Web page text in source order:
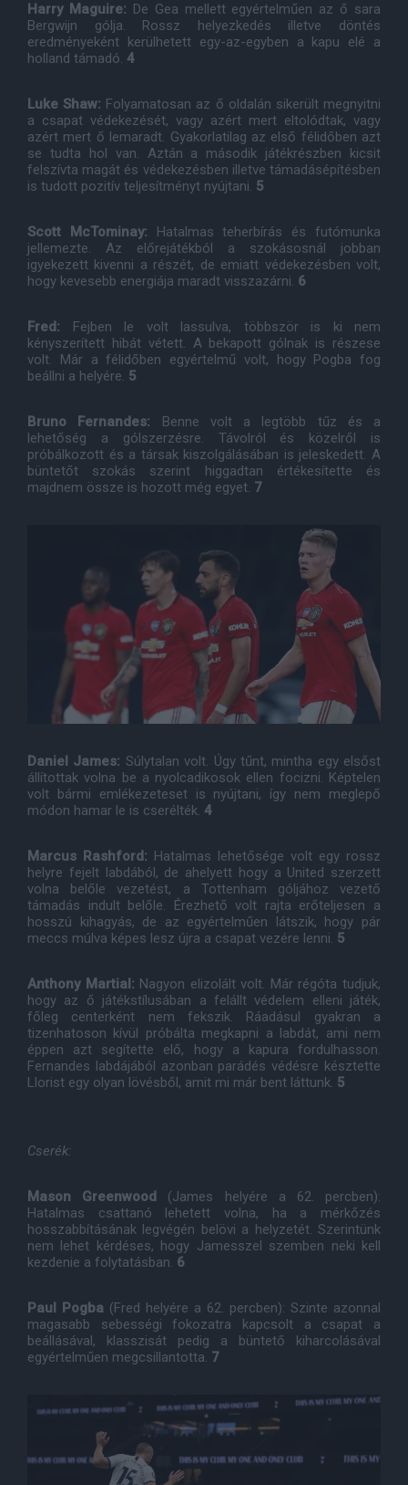
Harry Maguire: De Gea mellett egyértelműen az ő sara
Bergwijn gólja. Rossz helyezkedés illetve döntés
eredményeként kerülhetett egy-az-egyben a kapu elé a
holland támadó. 4
Luke Shaw: Folyamatosan az ő oldalán sikerült megnyitni
a csapat védekezését, vagy azért mert eltolódtak, vagy
azért mert ő lemaradt. Gyakorlatilag az első félidőben azt
se tudta hol van. Aztán a második játékrészben kicsit
felszívta magát és védekezésben illetve támadásépítésben
is tudott pozitív teljesítményt nyújtani. 5
Scott McTominay: Hatalmas teherbírás és futómunka
jellemezte. Az előrejátékból a szokásosnál jobban
igyekezett kivenni a részét, de emiatt védekezésben volt,
hogy kevesebb energiája maradt visszazárni. 6
Fred: Fejben le volt lassulva, többször is ki nem
kényszerített hibát vétett. A bekapott gólnak is részese
volt. Már a félidőben egyértelmű volt, hogy Pogba fog
beállni a helyére. 5
Bruno Fernandes: Benne volt a legtöbb tűz és a
lehetőség a gólszerzésre. Távolról és közelről is
próbálkozott és a társak kiszolgálásában is jeleskedett. A
büntetőt szokás szerint higgadtan értékesítette és
majdnem össze is hozott még egyet. 7
Daniel James: Súlytalan volt. Úgy tűnt, mintha egy elsőst
állítottak volna be a nyolcadikosok ellen focizni. Képtelen
volt bármi emlékezeteset is nyújtani, így nem meglepő
módon hamar le is cserélték. 4
Marcus Rashford: Hatalmas lehetősége volt egy rossz
helyre fejelt labdából, de ahelyett hogy a United szerzett
volna belőle vezetést, a Tottenham góljához vezető
támadás indult belőle. Érezhető volt rajta erőteljesen a
hosszú kihagyás, de az egyértelműen látszik, hogy pár
meccs múlva képes lesz újra a csapat vezére lenni. 5
Anthony Martial: Nagyon elizolált volt. Már régóta tudjuk,
hogy az ő játékstílusában a felállt védelem elleni játék,
főleg centerként nem fekszik. Ráadásul gyakran a
tizenhatoson kívül próbálta megkapni a labdát, ami nem
éppen azt segítette elő, hogy a kapura fordulhasson.
Fernandes labdájából azonban parádés védésre késztette
Llorist egy olyan lövésből, amit mi már bent láttunk. 5
Cserék:
Mason Greenwood (James helyére a 62. percben):
Hatalmas csattanó lehetett volna, ha a mérkőzés
hosszabbításának legvégén belövi a helyzetét. Szerintünk
nem lehet kérdéses, hogy Jamesszel szemben neki kell
kezdenie a folytatásban. 6
Paul Pogba (Fred helyére a 62. percben): Szinte azonnal
magasabb sebességi fokozatra kapcsolt a csapat a
beállásával, klasszisát pedig a büntető kiharcolásával
egyértelműen megcsillantotta. 7